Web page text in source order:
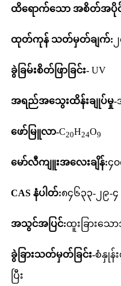
ထိရောက်သော အစိတ်အပိုင်း
ထုတ်ကုန် သတ်မှတ်ချက်:
ခွဲခြမ်းစိတ်ဖြာခြင်း- UV
အရည်အသွေးထိန်းချုပ်မှု-
ဖော်မြူလာ-C20H24O9
မော်လီကျူးအလေးချိန်:၄
CAS နံပါတ်:၈၄၆၃၃-၂၉-၄
အသွင်အပြင်:ထူးခြားသ
ခွဲခြားသတ်မှတ်ခြင်း-စံနှုန်
ပြီး